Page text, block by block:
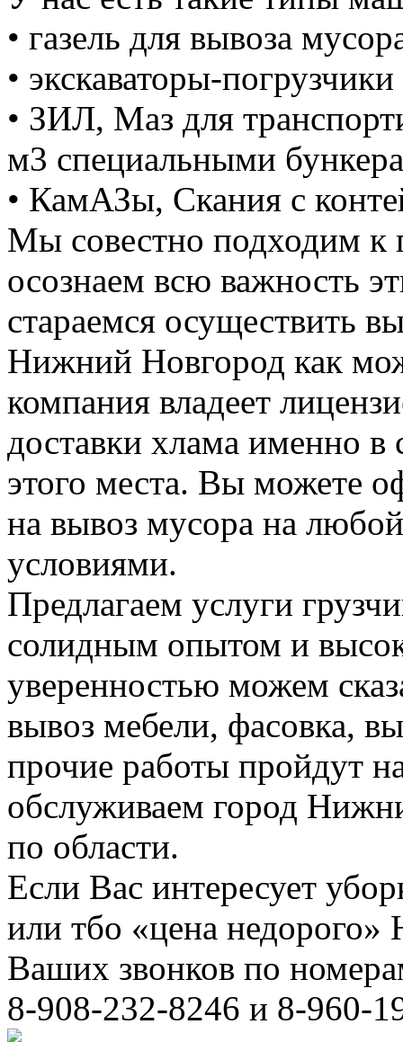
• газель для вывоза
• экскаваторы-
• ЗИЛ, Маз для
м3 специальными
• КамАЗы, Скания с
Мы совестно подходим к
осознаем всю важность
стараемся осуществить
Нижний Новгород как
компания владеет
доставки хлама именно в
этого места. Вы можете
на вывоз мусора на
условиями.
Предлагаем услуги
солидным опытом и
уверенностью можем
вывоз мебели, фасовка,
прочие работы пройдут
обслуживаем город
по области.
Если Вас интересует
или тбо «цена
Ваших звонков по
8-908-232-8246 и 8-960-